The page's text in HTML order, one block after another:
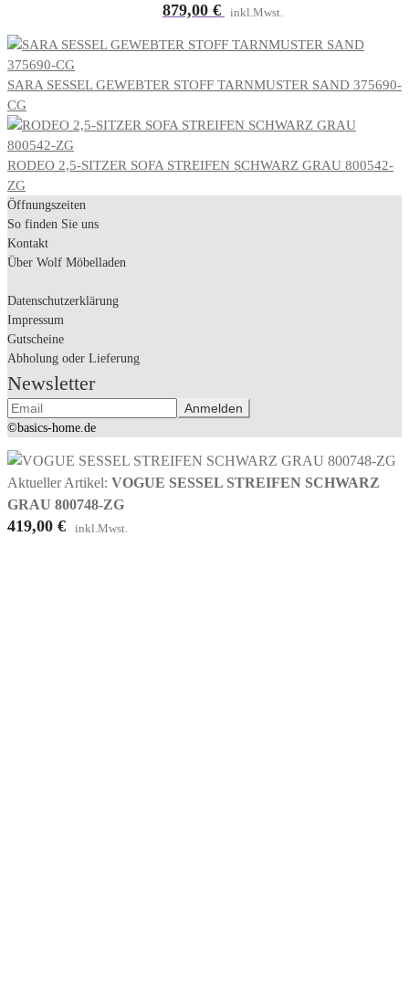
879,00 € inkl.Mwst.
SARA SESSEL GEWEBTER STOFF TARNMUSTER SAND 375690-
CG
RODEO 2,5-SITZER SOFA STREIFEN SCHWARZ GRAU 800542-
ZG
Öffnungszeiten
So finden Sie uns
Kontakt
Über Wolf Möbelladen
Datenschutzerklärung
Impressum
Gutscheine
Abholung oder Lieferung
Newsletter
©basics-home.de
Aktueller Artikel: VOGUE SESSEL STREIFEN SCHWARZ
GRAU 800748-ZG
419,00 € inkl.Mwst.